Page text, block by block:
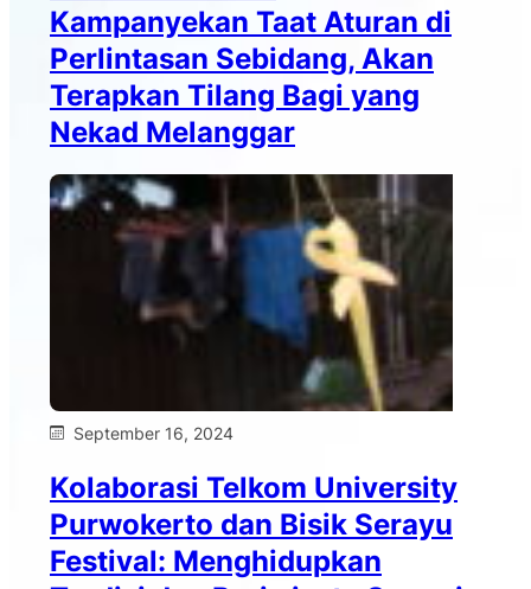
Kampanyekan Taat Aturan di
Perlintasan Sebidang, Akan
Terapkan Tilang Bagi yang
Nekad Melanggar
September 16, 2024
Kolaborasi Telkom University
Purwokerto dan Bisik Serayu
Festival: Menghidupkan